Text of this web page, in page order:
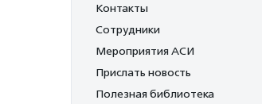
Контакты
Сотрудники
Мероприятия АСИ
Прислать новость
Полезная библиотека